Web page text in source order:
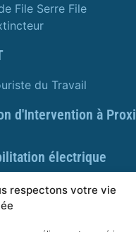
respectons votre vie
File Serre File
du Travail
d'Intervention à
électrique
et postures
et Postures -